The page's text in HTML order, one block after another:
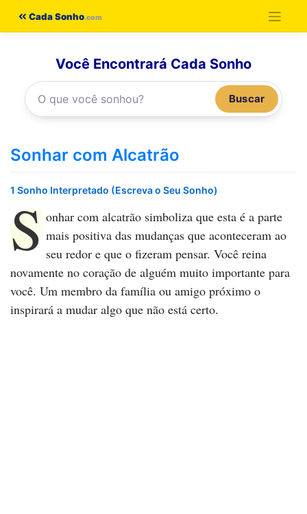
Cada Sonho
Você Encontrará Cada Sonho
Buscar
Sonhar com Alcatrão
1 Sonho Interpretado (Escreva o Seu Sonho)
S onhar com alcatrão simboliza que esta é a parte
mais positiva das mudanças que aconteceram ao
seu redor e que o fizeram pensar. Você reina
novamente no coração de alguém muito importante para
você. Um membro da família ou amigo próximo o
inspirará a mudar algo que não está certo.